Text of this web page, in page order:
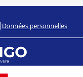
Données personnelles